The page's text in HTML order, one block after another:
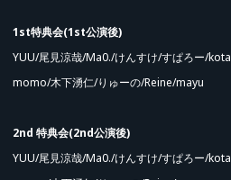
1st特典会(1st公演後)
YUU/尾見涼哉/Ma0./けんすけ/すぱろー/kota
momo/木下湧仁/りゅーの/Reine/mayu
2nd 特典会(2nd公演後)
YUU/尾見涼哉/Ma0./けんすけ/すぱろー/kota